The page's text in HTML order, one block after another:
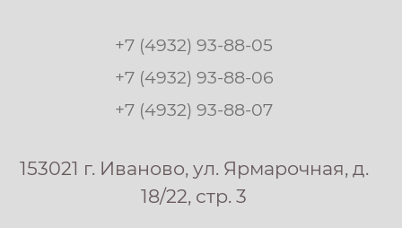
+7 (4932) 93-88-05
+7 (4932) 93-88-06
+7 (4932) 93-88-07
153021 г. Иваново, ул. Ярмарочная, д.
18/22, стр. 3